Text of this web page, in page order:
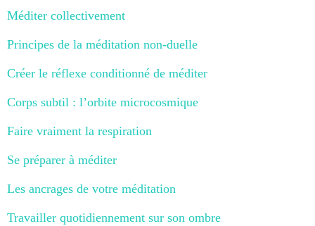
Méditer collectivement
Principes de la méditation non-duelle
Créer le réflexe conditionné de méditer
Corps subtil : l’orbite microcosmique
Faire vraiment la respiration
Se préparer à méditer
Les ancrages de votre méditation
Travailler quotidiennement sur son ombre